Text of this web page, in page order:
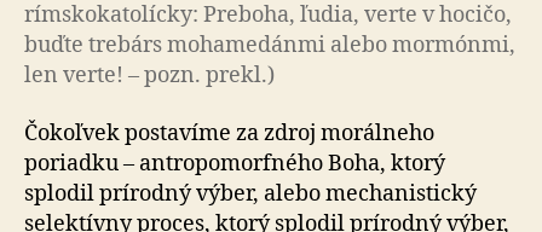
rímskokatolícky: Preboha, ľudia, verte v hocičo,
buďte trebárs mohamedánmi alebo mormónmi,
len verte! – pozn. prekl.)
Čokoľvek postavíme za zdroj morálneho
poriadku – antropomorfného Boha, ktorý
splodil prírodný výber, alebo mechanistický
selektívny proces, ktorý splodil prírodný výber,